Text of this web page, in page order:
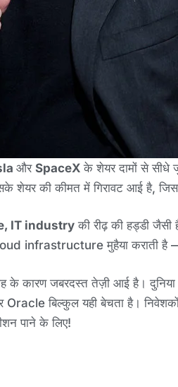
और SpaceXके शेयर दामों से सीधे
शेयर की कीमत में गिरावट आई है,
IT industryकी रीढ़ की हड्डी जैसी
infrastructure मुहैया कराती है
के कारण जबरदस्त तेज़ी आई है।
बिल्कुल यही बेचता है।
पाने के लिए!